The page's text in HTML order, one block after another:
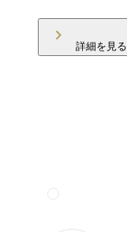
詳細を見る